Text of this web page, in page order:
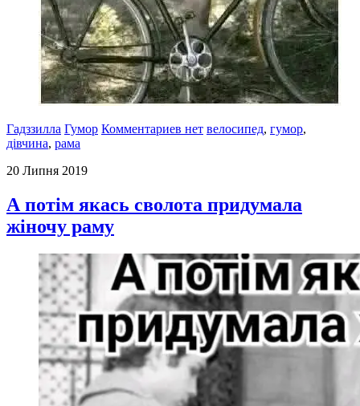
Гадззилла Гумор Комментариев нет велосипед, гумор,
дівчина, рама
20 Липня 2019
А потім якась сволота придумала
жіночу раму